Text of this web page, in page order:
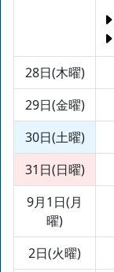
28日(木曜)
29日(金曜)
30日(土曜)
31日(日曜)
9月1日(月
曜)
2日(火曜)